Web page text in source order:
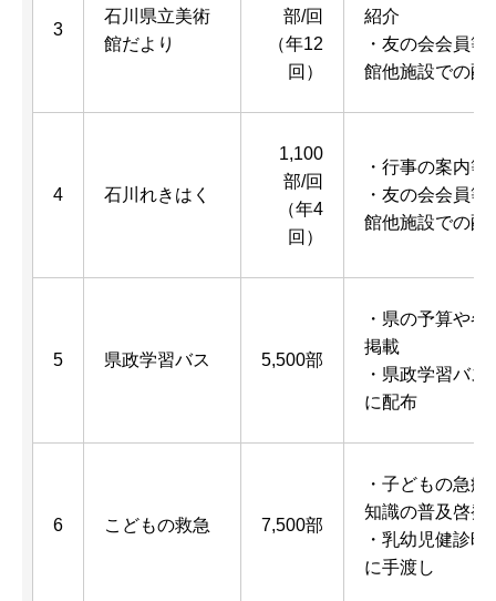
3
石川県立美術
館だより
部/回
（年12
回）
紹介
・友の会会員
館他施設での配
4 石川れきはく
1,100
部/回
（年4
回）
・行事の案内等
・友の会会員
館他施設での配
5 県政学習バス 5,500部
・県の予算や
掲載
・県政学習バ
に配布
6 こどもの救急 7,500部
・子どもの急
知識の普及啓発
・乳幼児健診
に手渡し